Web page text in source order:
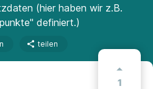
(hier haben wir z.B.
definiert.)
teilen
1